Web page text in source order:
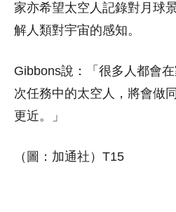
家亦希望太空人記錄對月球
解人類對宇宙的感知。
Gibbons說：「很多人都會
次任務中的太空人，將會
更近。」
（圖：加通社）T15